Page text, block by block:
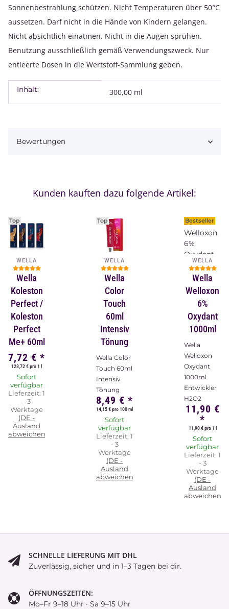
Sonnenbestrahlung schützen. Nicht Temperaturen über 50°C
aussetzen. Darf nicht in die Hände von Kindern gelangen.
Nicht absichtlich einatmen. Nicht in die Augen sprühen.
Benutzung ausschließlich gemäß Verwendungszweck. Nur
entleerte Dosen in die Wertstoff-Sammlung geben.
Produkteigenschaft
Wert
Inhalt: 300,00 ml
Bewertungen
Kunden kauften dazu folgende Artikel:
Top
WELLA
Wella
Koleston
Perfect /
Koleston
Perfect
Me+ 60ml
7,72 € *
128,72 € pro 1 l
Sofort
verfügbar
Lieferzeit: 1
- 3
Werktage
(DE -
Ausland
abweichend)
Top
WELLA
Wella
Color
Touch
60ml
Intensiv
Tönung
Wella Color
Touch 60ml
Intensiv
Tönung
8,49 € *
14,15 € pro 100 ml
Sofort
verfügbar
Lieferzeit: 1
- 3
Werktage
(DE -
Ausland
abweichend)
Bestseller
WELLA
Wella
Welloxon
6%
Oxydant
1000ml
Wella
Welloxon
Oxydant
1000ml
Entwickler
H2O2
11,90 €
*
11,90 € pro 1 l
Sofort
verfügbar
Lieferzeit: 1
- 3
Werktage
(DE -
Ausland
abweichend)
SCHNELLE LIEFERUNG MIT DHL
Zuverlässig, sicher und in 1–3 Tagen bei dir.
ÖFFNUNGSZEITEN:
Mo–Fr 9–18 Uhr · Sa 9–15 Uhr